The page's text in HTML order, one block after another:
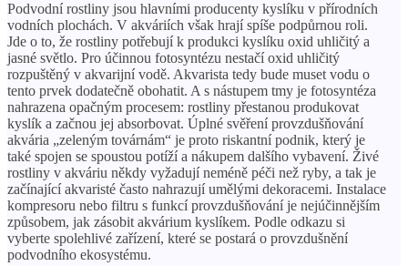
Podvodní rostliny jsou hlavními producenty kyslíku v přírodních
vodních plochách. V akváriích však hrají spíše podpůrnou roli.
Jde o to, že rostliny potřebují k produkci kyslíku oxid uhličitý a
jasné světlo. Pro účinnou fotosyntézu nestačí oxid uhličitý
rozpuštěný v akvarijní vodě. Akvarista tedy bude muset vodu o
tento prvek dodatečně obohatit. A s nástupem tmy je fotosyntéza
nahrazena opačným procesem: rostliny přestanou produkovat
kyslík a začnou jej absorbovat. Úplné svěření provzdušňování
akvária „zeleným továrnám“ je proto riskantní podnik, který je
také spojen se spoustou potíží a nákupem dalšího vybavení. Živé
rostliny v akváriu někdy vyžadují neméně péči než ryby, a tak je
začínající akvaristé často nahrazují umělými dekoracemi. Instalace
kompresoru nebo filtru s funkcí provzdušňování je nejúčinnějším
způsobem, jak zásobit akvárium kyslíkem. Podle odkazu si
vyberte spolehlivé zařízení, které se postará o provzdušnění
podvodního ekosystému.